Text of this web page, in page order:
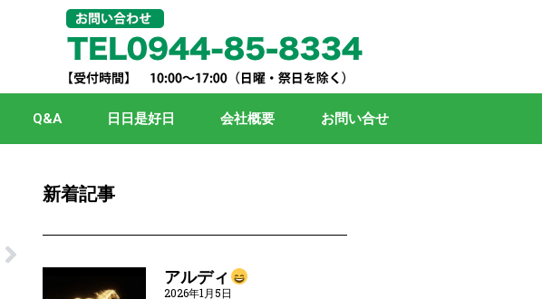
Q&A 日日是好日 会社概要 お問い合せ
新着記事
アルディ
2026年1月5日